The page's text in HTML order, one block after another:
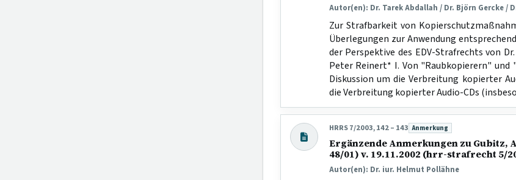
Autor(en): Dr. Tarek Abdallah / Dr. Björn Gercke /
Zur Strafbarkeit von
Überlegungen zur Anwendung
der Perspektive des EDV-Strafrechts von
Peter Reinert* I. Von "Raubkopierern"
Diskussion um die Verbreitung kopierter
die Verbreitung kopierter Audio-CDs
HRRS 7/2003, 142 – 143 Beitragsart:
Anmerkung
Ergänzende Anmerkungen zu Gubitz,
48/01) v. 19.11.2002 (hrr-strafrecht 5/
Autor(en): Dr. iur. Helmut Pollähne